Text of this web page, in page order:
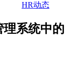
HR动态
理系统中的